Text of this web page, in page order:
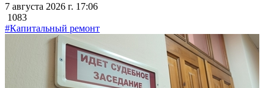
7 августа 2026 г. 17:06
1083
#Капитальный ремонт